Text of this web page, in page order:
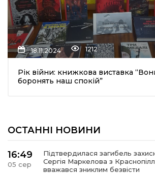
18.11.2024 1212
Рік війни: книжкова виставка
боронять наш спокій”
ОСТАННІ НОВИНИ
16:49
05 сер
Підтвердилася загибель
Сергія Маркелова з
вважався зниклим безвісти